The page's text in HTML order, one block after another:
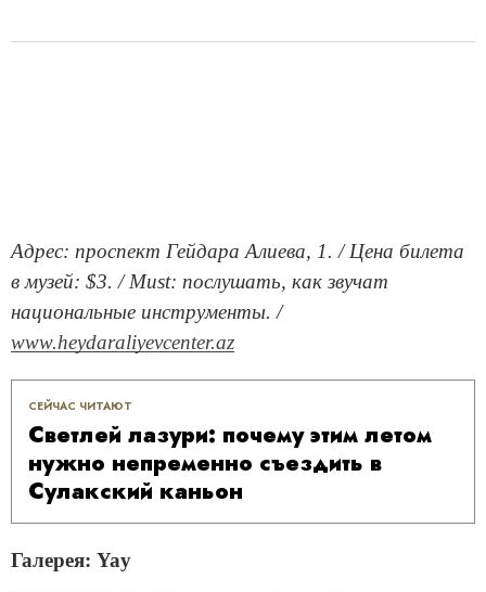
Адрес: проспект Гейдара Алиева, 1. / Цена билета
в музей: $3. / Must: послушать, как звучат
национальные инструменты. /
www.heydaraliyevcenter.az
СЕЙЧАС ЧИТАЮТ
Светлей лазури: почему этим летом
нужно непременно съездить в
Сулакский каньон
Галерея: Yay